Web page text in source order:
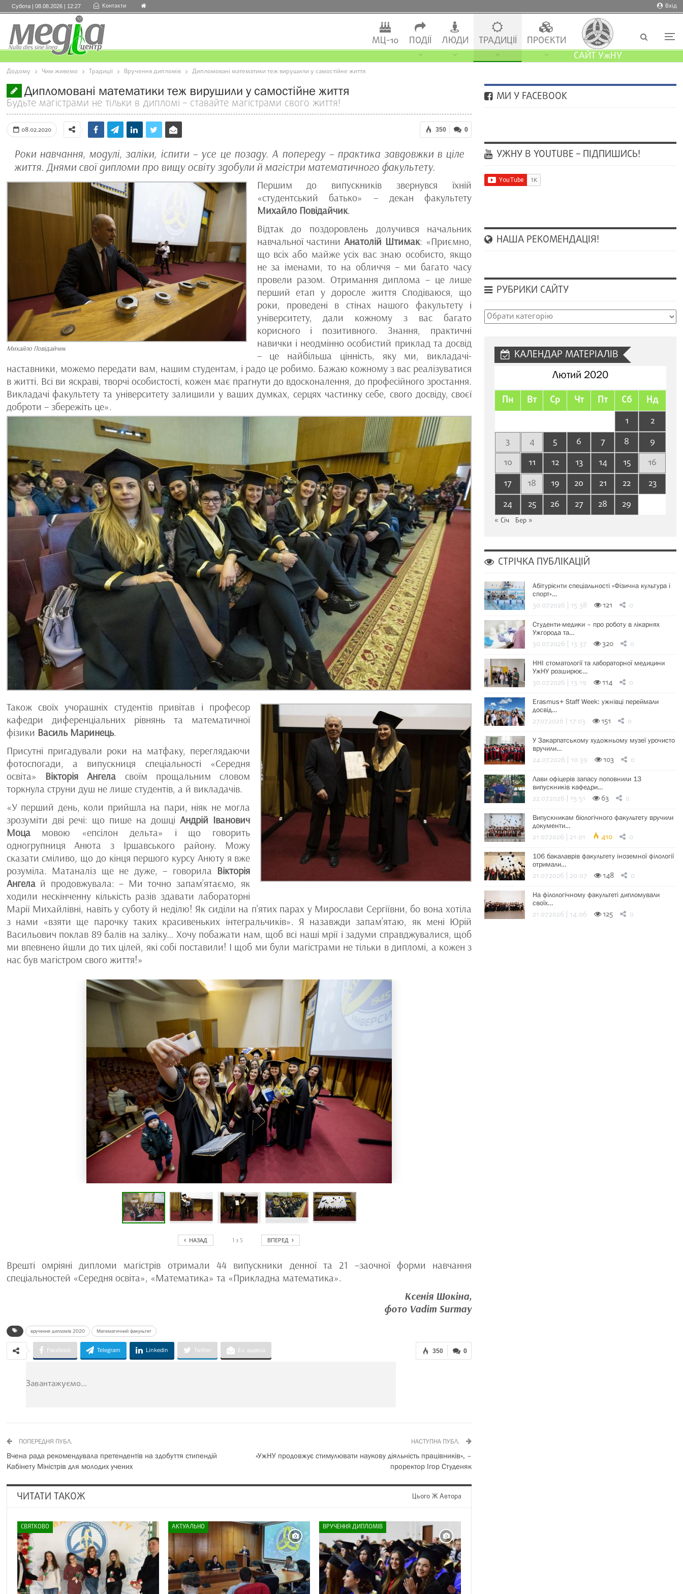
Вхід
Субота | 08.08.2026 | 12:27 Контакти
МЦ-10 ПОДІЇ ЛЮДИ ТРАДИЦІЇ
ПРОЄКТИ
САЙТ УжНУ
Додому Чим живемо Традиції Вручення дипломів Дипломовані математики теж вирушили у самостійне життя
Дипломовані математики теж вирушили у самостійне життя
Будьте магістрами не тільки в дипломі – ставайте магістрами свого життя!
08.02.2020 0
350
Роки навчання, модулі, заліки, іспити – усе це позаду. А попереду – практика завдовжки в ціле
життя. Днями свої дипломи про вищу освіту здобули й магістри математичного факультету.
Михайло Повідайчик
Першим до випускників звернувся їхній
«студентський батько» – декан факультету
Михайло Повідайчик.
Відтак до поздоровлень долучився начальник
навчальної частиниАнатолій Штимак: «Приємно,
що всіх або майже усіх вас знаю особисто, якщо
не за іменами, то на обличчя – ми багато часу
провели разом. Отримання диплома – це лише
перший етап у доросле життя Сподіваюся, що
роки, проведені в стінах нашого факультету і
університету, дали кожному з вас багато
корисного і позитивного. Знання, практичні
навички і неодмінно особистий приклад та досвід
– це найбільша цінність, яку ми, викладачі-
наставники, можемо передати вам, нашим студентам, і радо це робимо. Бажаю кожному з вас реалізуватися
в житті. Всі ви яскраві, творчі особистості, кожен має прагнути до вдосконалення, до професійного зростання.
Викладачі факультету та університету залишили у ваших думках, серцях частинку себе, свого досвіду, своєї
доброти – збережіть це».
Також своїх учорашніх студентів привітав і професор
кафедри диференціальних рівнянь та математичної
фізики Василь Маринець.
Присутні пригадували роки на матфаку, переглядаючи
фотоспогади, а випускниця спеціальності «Середня
освіта» Вікторія Ангела своїм прощальним словом
торкнула струни душ не лише студентів, а й викладачів.
«У перший день, коли прийшла на пари, ніяк не могла
зрозуміти дві речі: що пише на дошціАндрій Іванович
Моцамовою «епсілон дельта» і що говорить
одногрупниця Анюта з Іршавського району. Можу
сказати сміливо, що до кінця першого курсу Анюту я вже
розуміла. Матаналіз ще не дуже, – говорила Вікторія
Ангелай продовжувала: – Ми точно запам’ятаємо, як
ходили нескінченну кількість разів здавати лабораторні
Марії Михайлівні, навіть у суботу й неділю! Як сиділи на п’ятих парах у Мирослави Сергіївни, бо вона хотіла
з нами «взяти ще парочку таких красивеньких інтегральчиків». Я назавжди запам’ятаю, як мені Юрій
Васильович поклав 89 балів на заліку… Хочу побажати нам, щоб всі наші мрії і задуми справджувалися, щоб
ми впевнено йшли до тих цілей, які собі поставили! І щоб ми були магістрами не тільки в дипломі, а кожен з
нас був магістром свого життя!»
НАЗАД 1 з 5 ВПЕРЕД
Врешті омріяні дипломи магістрів отримали 44 випускники денної та 21 –заочної форми навчання
спеціальностей «Cередня освіта», «Математика» та «Прикладна математика».
Ксенія Шокіна,
фото Vadim Surmay
вручення дипломів 2020 Математичний факультет
0
350
Facebook Telegram Linkedin Twitter Ел. адреса
Завантажуємо...
ПОПЕРЕДНЯ ПУБЛ.
Вчена рада рекомендувала претендентів на здобуття стипендій
Кабінету Міністрів для молодих учених
НАСТУПНА ПУБЛ.
«УжНУ продовжує стимулювати наукову діяльність працівників», –
проректор Ігор Студеняк
ЧИТАТИ ТАКОЖ Цього Ж Автора
СВЯТКОВО АКТУАЛЬНО ВРУЧЕННЯ ДИПЛОМІВ
МИ У FACEBOOK
УЖНУ В YOUTUBE – ПІДПИШИСЬ!
НАША РЕКОМЕНДАЦІЯ!
РУБРИКИ САЙТУ
Рубрики
КАЛЕНДАР МАТЕРІАЛІВ
Лютий 2020
Пн Вт Ср Чт Пт Сб Нд
1
2
3
4 5 6 7 8
9
10
11 12 13 14 15
16
17
18 19 20 21 22
23
24
25 26 27 28 29
« Січ Бер »
СТРІЧКА ПУБЛІКАЦІЙ
Абітурієнти спеціальності «Фізична культура і
спорт»…
30.07.2026 | 15:38 121 0
Студенти-медики – про роботу в лікарнях
Ужгорода та…
30.07.2026 | 13:37 320 0
ННІ стоматології та лабораторної медицини
УжНУ розширює…
30.07.2026 | 13:19 114 0
Erasmus+ Staff Week: ужнівці переймали
досвід…
27.07.2026 | 17:03 151 0
У Закарпатському художньому музеї урочисто
вручили…
24.07.2026 | 10:39 103 0
Лави офіцерів запасу поповнили 13
випускників кафедри…
22.07.2026 | 15:51 63 0
Випускникам біологічного факультету вручили
документи…
21.07.2026 | 21:01 410 0
106 бакалаврів факультету іноземної філології
отримали…
21.07.2026 | 20:07 148 0
На філологічному факультеті дипломували
своїх…
21.07.2026 | 14:06 125 0